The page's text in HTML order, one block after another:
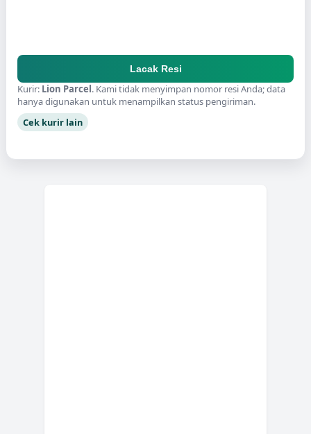
Lacak Resi
Kurir: Lion Parcel. Kami tidak menyimpan nomor resi Anda; data
hanya digunakan untuk menampilkan status pengiriman.
Cek kurir lain